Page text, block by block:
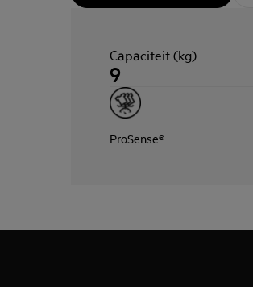
Capaciteit (kg)
9
ProSense®